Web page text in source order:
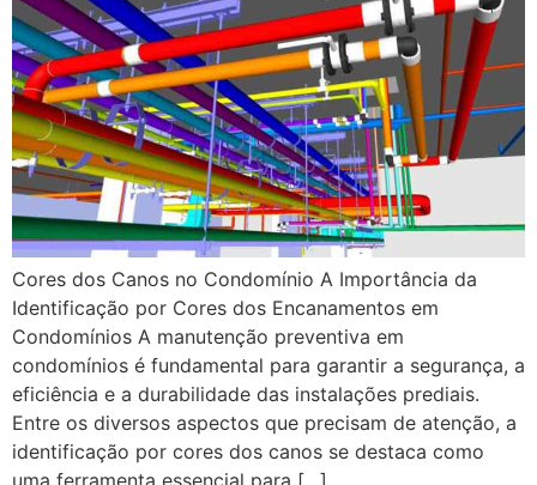
Cores dos Canos no Condomínio A Importância da
Identificação por Cores dos Encanamentos em
Condomínios A manutenção preventiva em
condomínios é fundamental para garantir a segurança, a
eficiência e a durabilidade das instalações prediais.
Entre os diversos aspectos que precisam de atenção, a
identificação por cores dos canos se destaca como
uma ferramenta essencial para […]